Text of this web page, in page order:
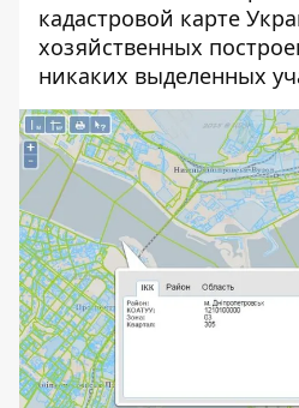
кадастровой карте
хозяйственных
никаких выделенных